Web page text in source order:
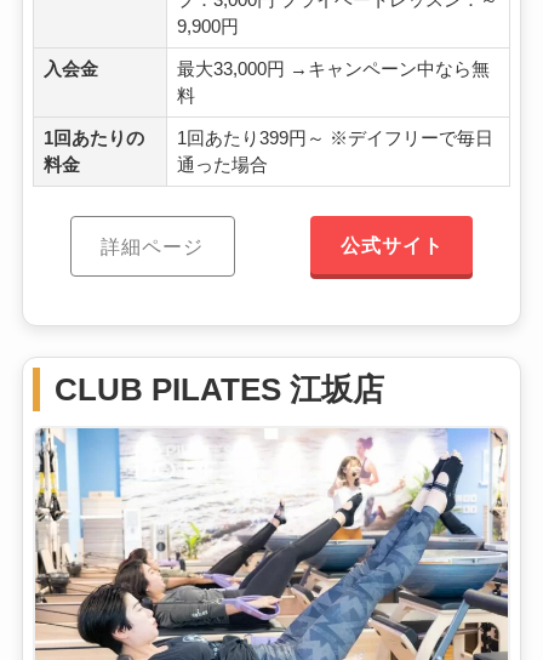
9,900円
入会金
最大33,000円 →キャンペーン中なら無
料
1回あたりの
料金
1回あたり399円～ ※デイフリーで毎日
通った場合
詳細ページ 公式サイト
CLUB PILATES 江坂店